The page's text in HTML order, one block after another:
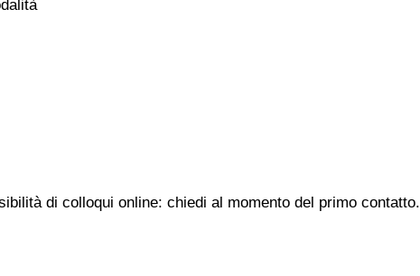
di colloqui online: chiedi al momento del primo contatto.